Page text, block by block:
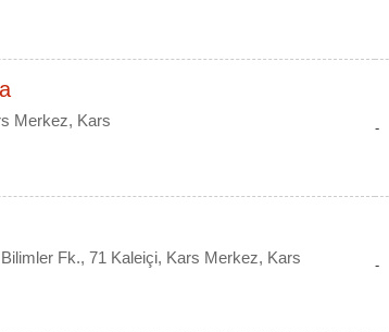
Merkez, Kars -
Fk., 71 Kaleiçi, Kars Merkez, Kars -